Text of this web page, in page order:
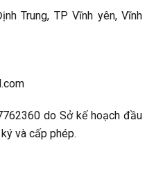
Trung, TP Vĩnh yên, Vĩnh
do Sở kế hoạch đầu
và cấp phép.